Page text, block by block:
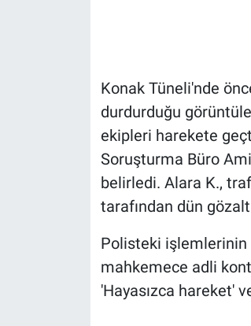
Konak Tüneli'nde
durdurduğu
ekipleri harekete
Soruşturma Büro
belirledi. Alara K.,
tarafından dün
Polisteki işlemlerinin
mahkemece adli
'Hayasızca hareket'
Koronavirüs
Kültür Sanat